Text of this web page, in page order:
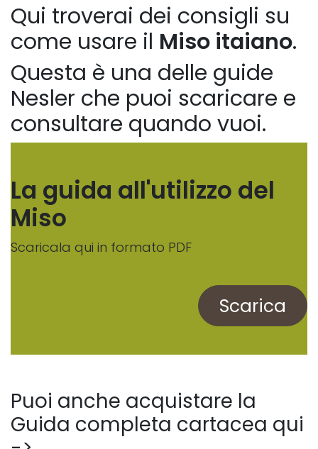
Qui troverai dei consigli su
come usare il Miso itaiano.
Questa è una delle guide
Nesler che puoi scaricare e
consultare quando vuoi.
La guida all'utilizzo del
Miso
Scaricala qui in formato PDF
Scarica
Puoi anche acquistare la
Guida completa cartac​ea qui